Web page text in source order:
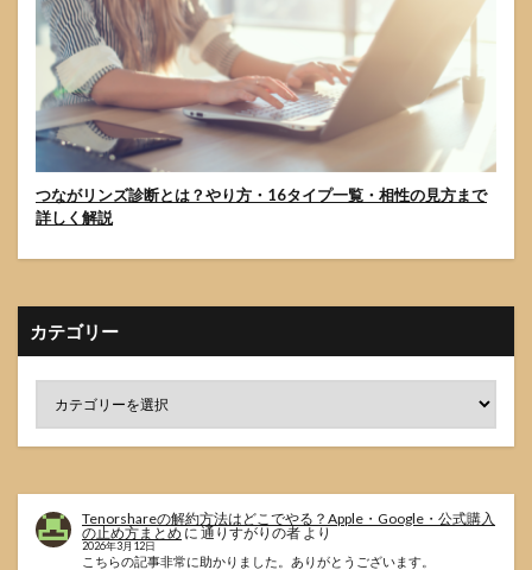
つながリンズ診断とは？やり方・16タイプ一覧・相性の見方まで
詳しく解説
カテゴリー
Tenorshareの解約方法はどこでやる？Apple・Google・公式購入
の止め方まとめ に 通りすがりの者 より
2026年3月12日
こちらの記事非常に助かりました。ありがとうございます。